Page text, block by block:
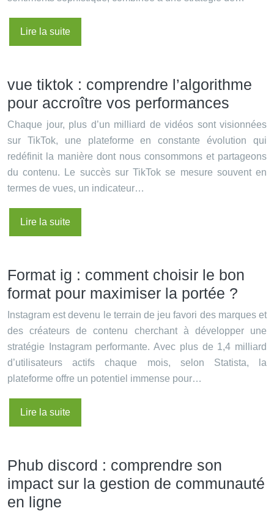
Lire la suite
vue tiktok : comprendre l’algorithme
pour accroître vos performances
Chaque jour, plus d’un milliard de vidéos sont visionnées
sur TikTok, une plateforme en constante évolution qui
redéfinit la manière dont nous consommons et partageons
du contenu. Le succès sur TikTok se mesure souvent en
termes de vues, un indicateur…
Lire la suite
Format ig : comment choisir le bon
format pour maximiser la portée ?
Instagram est devenu le terrain de jeu favori des marques et
des créateurs de contenu cherchant à développer une
stratégie Instagram performante. Avec plus de 1,4 milliard
d’utilisateurs actifs chaque mois, selon Statista, la
plateforme offre un potentiel immense pour…
Lire la suite
Phub discord : comprendre son
impact sur la gestion de communauté
en ligne